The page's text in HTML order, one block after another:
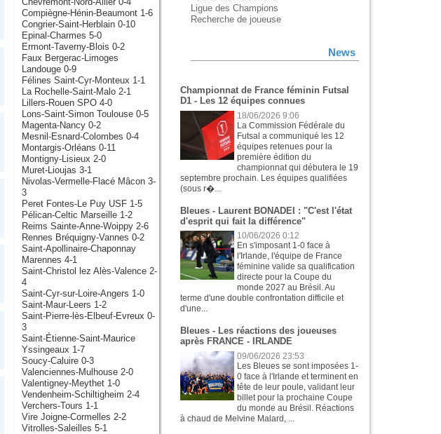
Compiègne-Hénin-Beaumont 1-6
Congrier-Saint-Herblain 0-10
Epinal-Charmes 5-0
Ermont-Taverny-Blois 0-2
Faux Bergerac-Limoges
Landouge 0-9
Félines Saint-Cyr-Monteux 1-1
La Rochelle-Saint-Malo 2-1
Lillers-Rouen SPO 4-0
Lons-Saint-Simon Toulouse 0-5
Magenta-Nancy 0-2
Mesnil-Esnard-Colombes 0-4
Montargis-Orléans 0-11
Montigny-Lisieux 2-0
Muret-Lioujas 3-1
Nivolas-Vermelle-Flacé Mâcon 3-
3
Peret Fontes-Le Puy USF 1-5
Pélican-Celtic Marseille 1-2
Reims Sainte-Anne-Woippy 2-6
Rennes Bréquigny-Vannes 0-2
Saint-Apollinaire-Chaponnay
Marennes 4-1
Saint-Christol lez Alès-Valence 2-
4
Saint-Cyr-sur-Loire-Angers 1-0
Saint-Maur-Leers 1-2
Saint-Pierre-lès-Elbeuf-Evreux 0-
3
Saint-Étienne-Saint-Maurice
Yssingeaux 1-7
Soucy-Caluire 0-3
Valenciennes-Mulhouse 2-0
Valentigney-Meythet 1-0
Vendenheim-Schiltigheim 2-4
Verchers-Tours 1-1
Vire Joigne-Cormelles 2-2
Vitrolles-Saleilles 5-1
Ligue des Champions
Recherche de joueuse
News
Championnat de France féminin Futsal
D1 - Les 12 équipes connues
18/06/2026 9:06
La Commission Fédérale du
Futsal a communiqué les 12
équipes retenues pour la
première édition du
championnat qui débutera le 19
septembre prochain. Les équipes qualifiées
(sous r�...
Bleues - Laurent BONADEI : "C'est l'état
d'esprit qui fait la différence"
10/06/2026 0:12
En s'imposant 1-0 face à
l'Irlande, l'équipe de France
féminine valide sa qualification
directe pour la Coupe du
monde 2027 au Brésil. Au
terme d'une double confrontation difficile et
d'une...
Bleues - Les réactions des joueuses
après FRANCE - IRLANDE
09/06/2026 23:53
Les Bleues se sont imposées 1-
0 face à l'Irlande et terminent en
tête de leur poule, validant leur
billet pour la prochaine Coupe
du monde au Brésil. Réactions
à chaud de Melvine Malard, ...